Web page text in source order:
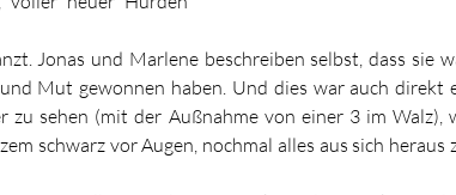
Jonas und Marlene beschreiben selbst, dass sie
Mut gewonnen haben. Und dies war auch direkt
sehen (mit der Außnahme von einer 3 im
schwarz vor Augen, nochmal alles aus sich